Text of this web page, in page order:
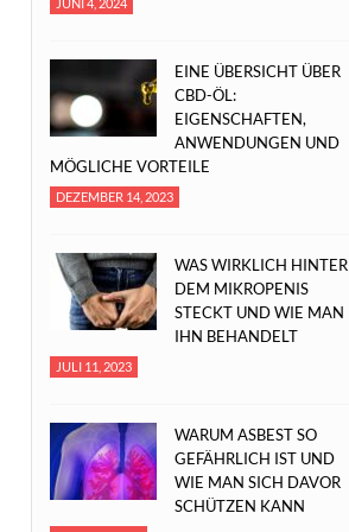
EINE ÜBERSICHT ÜBER
CBD-ÖL:
EIGENSCHAFTEN,
ANWENDUNGEN UND
MÖGLICHE VORTEILE
DEZEMBER 14, 2023
WAS WIRKLICH HINTER
DEM MIKROPENIS
STECKT UND WIE MAN
IHN BEHANDELT
JULI 11, 2023
WARUM ASBEST SO
GEFÄHRLICH IST UND
WIE MAN SICH DAVOR
SCHÜTZEN KANN